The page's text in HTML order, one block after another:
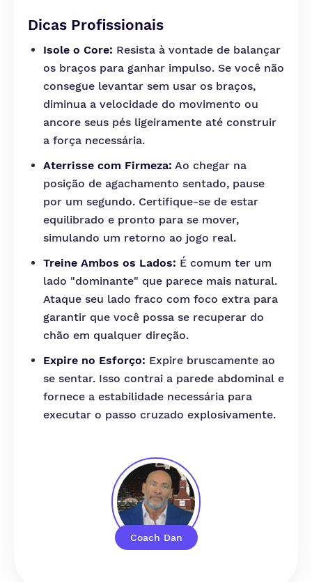
Coach Dan
Dicas Profissionais
Isole o Core: Resista à vontade de balançar
os braços para ganhar impulso. Se você não
consegue levantar sem usar os braços,
diminua a velocidade do movimento ou
ancore seus pés ligeiramente até construir
a força necessária.
Aterrisse com Firmeza: Ao chegar na
posição de agachamento sentado, pause
por um segundo. Certifique-se de estar
equilibrado e pronto para se mover,
simulando um retorno ao jogo real.
Treine Ambos os Lados: É comum ter um
lado "dominante" que parece mais natural.
Ataque seu lado fraco com foco extra para
garantir que você possa se recuperar do
chão em qualquer direção.
Expire no Esforço: Expire bruscamente ao
se sentar. Isso contrai a parede abdominal e
fornece a estabilidade necessária para
executar o passo cruzado explosivamente.